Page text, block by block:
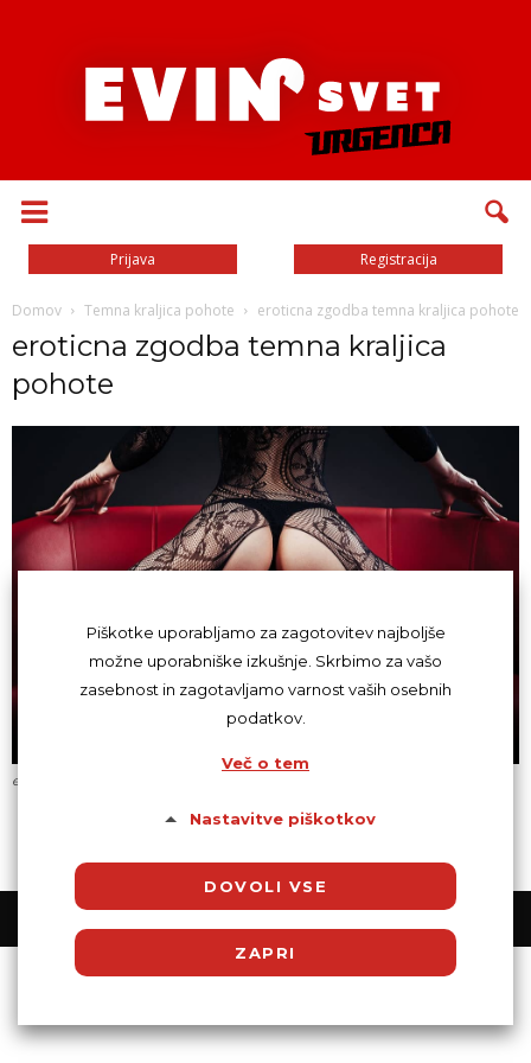
Prijava Registracija
Domov Temna kraljica pohote eroticna zgodba temna kraljica pohote
eroticna zgodba temna kraljica
pohote
eroticna zgodba temna kraljica pohote
Piškotke uporabljamo za zagotovitev najboljše
možne uporabniške izkušnje. Skrbimo za vašo
zasebnost in zagotavljamo varnost vaših osebnih
podatkov.
Več o tem
Nastavitve piškotkov
DOVOLI VSE
ZAPRI
Potrebni